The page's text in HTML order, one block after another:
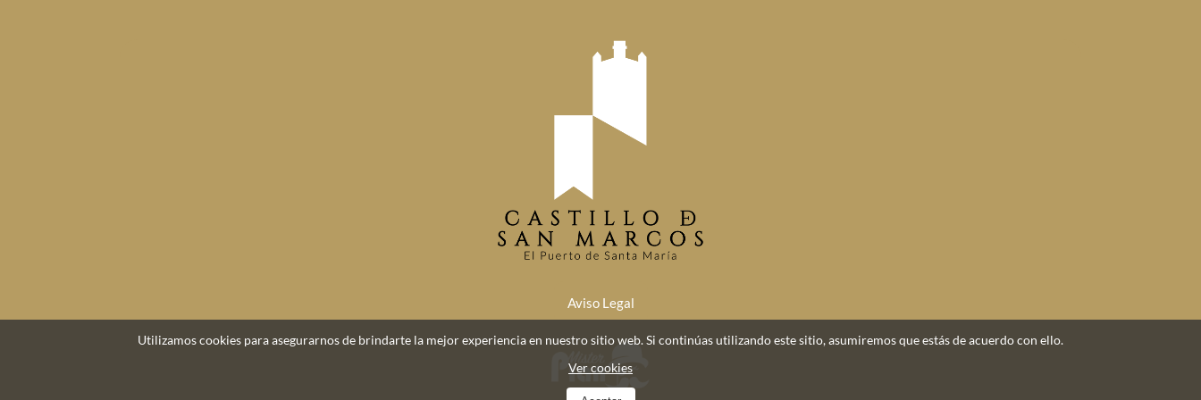
Utilizamos cookies para asegurarnos de brindarte la mejor experiencia en nuestro sitio web. Si continúas utilizando este sitio, asumiremos que estás de acuerdo con ello.
Ver cookies
Aviso Legal